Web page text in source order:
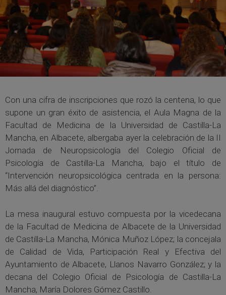
Con una cifra de inscripciones que rozó la centena, lo que
supone un gran éxito de asistencia, el Aula Magna de la
Facultad de Medicina de la Universidad de Castilla-La
Mancha, en Albacete, albergaba ayer la celebración de la II
Jornada de Neuropsicología del Colegio Oficial de
Psicología de Castilla-La Mancha, bajo el título de
“Intervención neuropsicológica centrada en la persona:
Más allá del diagnóstico”.
La mesa inaugural estuvo compuesta por la vicedecana
de la Facultad de Medicina de Albacete de la Universidad
de Castilla-La Mancha, Mónica Muñoz López; la concejala
de Calidad de Vida, Participación Real y Efectiva del
Ayuntamiento de Albacete, Llanos Navarro González; y la
decana del Colegio Oficial de Psicología de Castilla-La
Mancha, María Dolores Gómez Castillo.